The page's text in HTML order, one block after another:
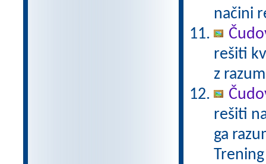
načini
rešiti
z
rešiti
ga